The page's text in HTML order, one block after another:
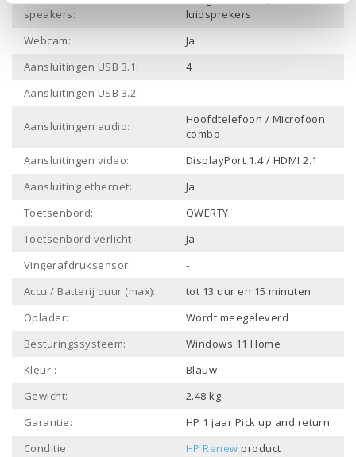
speakers:
luidsprekers
Webcam:
Ja
Aansluitingen USB 3.1:
4
Aansluitingen USB 3.2:
-
Aansluitingen audio:
Hoofdtelefoon / Microfoon
combo
Aansluitingen video:
DisplayPort 1.4 / HDMI 2.1
Aansluiting ethernet:
Ja
Toetsenbord:
QWERTY
Toetsenbord verlicht:
Ja
Vingerafdruksensor:
-
Accu / Batterij duur (max):
tot 13 uur en 15 minuten
Oplader:
Wordt meegeleverd
Besturingssysteem:
Windows 11 Home
Kleur :
Blauw
Gewicht:
2.48 kg
Garantie:
HP 1 jaar Pick up and return
Conditie:
HP Renew product